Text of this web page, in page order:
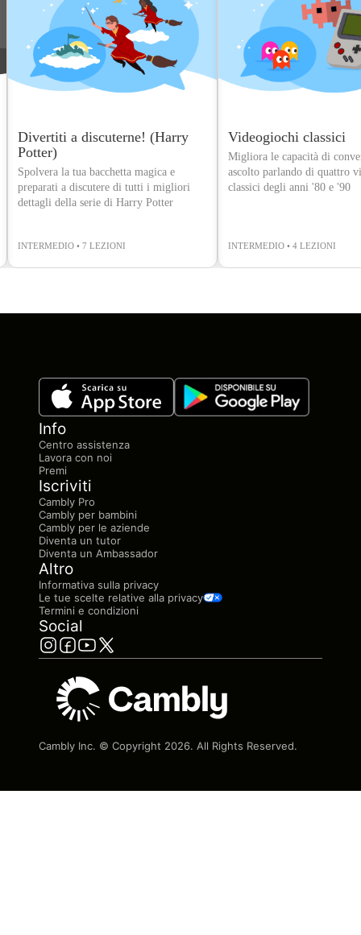
Divertiti a discuterne! (Harry
Potter)
Spolvera la tua bacchetta magica e
preparati a discutere di tutti i migliori
dettagli della serie di Harry Potter
INTERMEDIO • 7 LEZIONI
Videogiochi classici
Migliora le capacità di
ascolto parlando di quattro
classici degli anni '80 e '90
INTERMEDIO • 4 LEZIONI
Info
Centro assistenza
Lavora con noi
Premi
Iscriviti
Cambly Pro
Cambly per bambini
Cambly per le aziende
Diventa un tutor
Diventa un Ambassador
Altro
Informativa sulla privacy
Le tue scelte relative alla privacy
Termini e condizioni
Social
Cambly Inc. © Copyright 2026. All Rights Reserved.